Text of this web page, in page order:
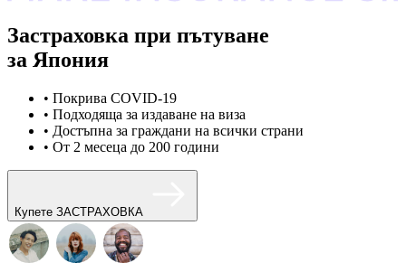
Застраховка при пътуване
за Япония
• Покрива COVID-19
• Подходяща за издаване на виза
• Достъпна за граждани на всички страни
• От 2 месеца до 200 години
Купете ЗАСТРАХОВКА